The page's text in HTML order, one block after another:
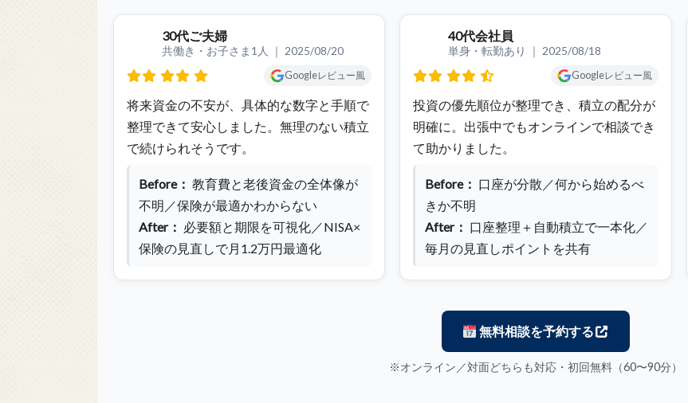
30代ご夫婦
共働き・お子さま1人 ｜ 2025/08/20
Googleレビュー風
将来資金の不安が、具体的な数字と手順で
整理できて安心しました。無理のない積立
で続けられそうです。
Before： 教育費と老後資金の全体像が
不明／保険が最適かわからない
After： 必要額と期限を可視化／NISA×
保険の見直しで月1.2万円最適化
40代会社員
単身・転勤あり ｜ 2025/08/18
Googleレビュー風
投資の優先順位が整理でき、積立の配分が
明確に。出張中でもオンラインで相談でき
て助かりました。
Before： 口座が分散／何から始めるべ
きか不明
After： 口座整理＋自動積立で一本化／
毎月の見直しポイントを共有
無料相談を予約する
※オンライン／対面どちらも対応・初回無料（60〜90分）